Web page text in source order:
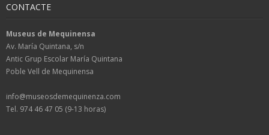
CONTACTE
Museus de Mequinensa
Av. María Quintana, s/n
Antic Grup Escolar María Quintana
Poble Vell de Mequinensa
info@museosdemequinenza.com
Tel. 974 46 47 05 (9-13 horas)